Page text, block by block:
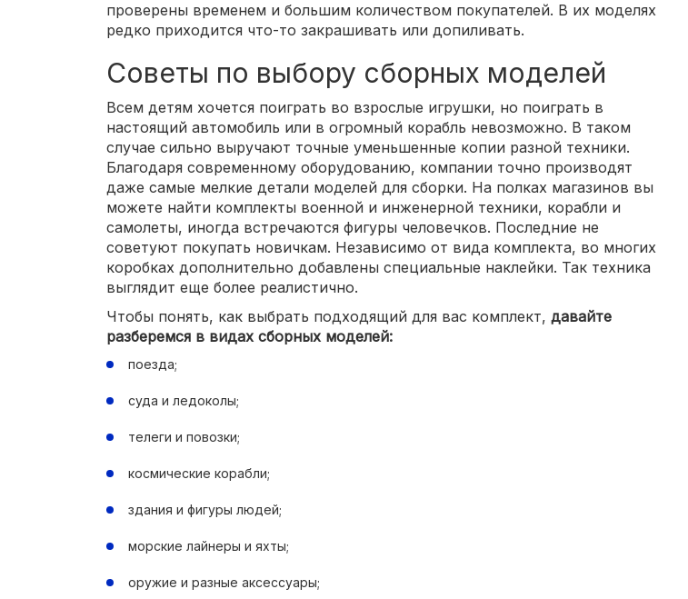
проверены временем и большим количеством покупателей. В их моделях
редко приходится что-то закрашивать или допиливать.
Советы по выбору сборных моделей
Всем детям хочется поиграть во взрослые игрушки, но поиграть в
настоящий автомобиль или в огромный корабль невозможно. В таком
случае сильно выручают точные уменьшенные копии разной техники.
Благодаря современному оборудованию, компании точно производят
даже самые мелкие детали моделей для сборки. На полках магазинов вы
можете найти комплекты военной и инженерной техники, корабли и
самолеты, иногда встречаются фигуры человечков. Последние не
советуют покупать новичкам. Независимо от вида комплекта, во многих
коробках дополнительно добавлены специальные наклейки. Так техника
выглядит еще более реалистично.
Чтобы понять, как выбрать подходящий для вас комплект, давайте
разберемся в видах сборных моделей:
поезда;
суда и ледоколы;
телеги и повозки;
космические корабли;
здания и фигуры людей;
морские лайнеры и яхты;
оружие и разные аксессуары;